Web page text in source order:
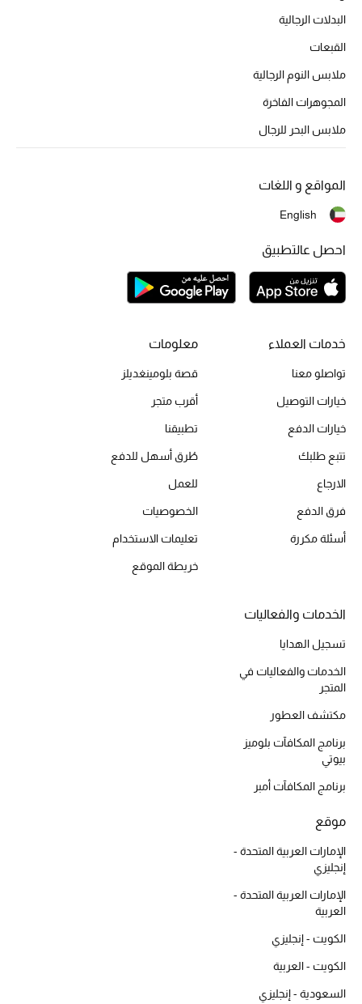
الموسم الجديد
دليل ملتزمات الحقائب
حقائب رجالية
أبرز المصممين
أبرز الحقائب
تسوقوا الحقائب
الموسم الجديد
أحذية النسائية
تشكيلة الأحذية
الأحذية الرجالية
تسوقوا الأحذية
خصومات
جميع مستحضرات الجمال
الجديد في عالم الجمال
الأكثر مبيعاً
العطور
البدلات الرجالية
القبعات
ملابس النوم الرجالية
المجوهرات الفاخرة
ملابس البحر للرجال
خدمات العملاء
تواصلو معنا
خيارات التوصيل
خيارات الدفع
تتبع طلبك
الارجاع
فرق الدفع
أسئلة مكررة
معلومات
قصة بلومينغديلز
أقرب متجر
تطبيقنا
طُرق أسهل للدفع
للعمل
الخصوصيات
تعليمات الاستخدام
خريطة الموقع
الخدمات والفعاليات
تسجيل الهدايا
الخدمات والفعاليات في
المتجر
مكتشف العطور
برنامج المكافآت بلوميز
بيوتي
برنامج المكافآت أمبر
موقع
الإمارات العربية المتحدة -
إنجليزي
الإمارات العربية المتحدة -
العربية
الكويت - إنجليزي
الكويت - العربية
السعودية - إنجليزي
المواقع و اللغات
English
احصل عالتطبيق